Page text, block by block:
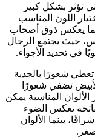
تؤثر بشكل كبير
اللون المناسب
يعكس ذوق أصحاب
حيث يجتمع الرجال
في تحديد الأجواء.
تعطي شعورًا بالجدية
الأبيض تضفي شعورًا
الألوان المناسبة يمكن
تعكس الضوء
بينما الألوان